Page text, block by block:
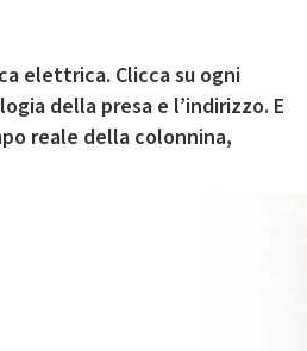
elettrica. Clicca su ogni
della presa e l’indirizzo. E
reale della colonnina,
Il servizio di mobilità elettrica è